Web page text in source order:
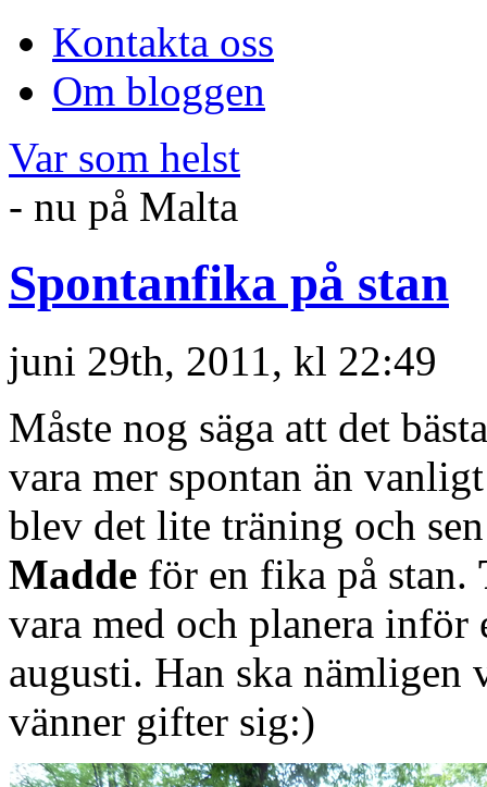
Kontakta oss
Om bloggen
Var som helst
- nu på Malta
Spontanfika på stan
juni 29th, 2011, kl 22:49
Måste nog säga att det
vara mer spontan än
blev det lite träning och
Madde för en fika på stan.
vara med och planera
augusti. Han ska nämligen
vänner gifter sig:)